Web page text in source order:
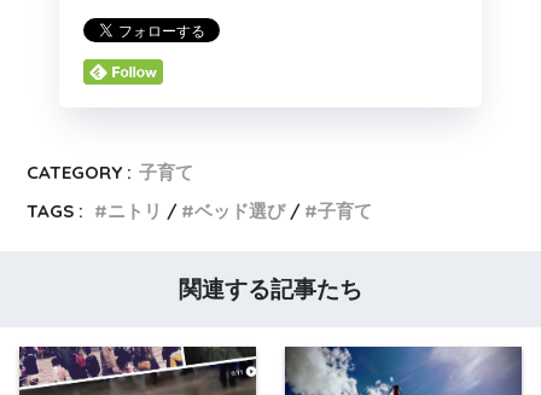
CATEGORY : 子育て
TAGS :
ニトリ ベッド選び 子育て
関連する記事たち